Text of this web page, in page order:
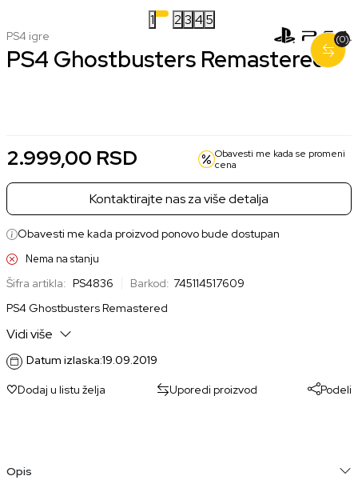
1 2 3 4 5
PS4 igre
PS4 Ghostbusters Remastered
2.999,00 RSD
Obavesti me kada se promeni
cena
Kontaktirajte nas za više detalja
Obavesti me kada proizvod ponovo bude dostupan
Nema na stanju
Šifra artikla: PS4836 Barkod: 745114517609
PS4 Ghostbusters Remastered
Vidi više
Datum izlaska:19.09.2019
Dodaj u listu želja Uporedi proizvod Podeli
(0)
Opis